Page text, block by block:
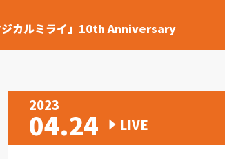
ジカルミライ」10th Anniversary
2023
04.24 LIVE